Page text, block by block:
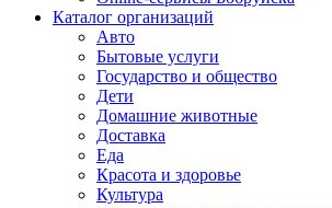
Каталог организаций
Авто
Бытовые услуги
Государство и общество
Дети
Домашние животные
Доставка
Еда
Красота и здоровье
Культура